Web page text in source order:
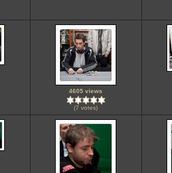
4605 views
(7 votes)